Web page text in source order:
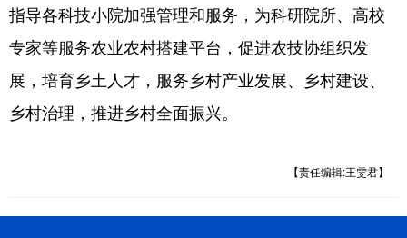
指导各科技小院加强管理和服务，为科研院所、高校
专家等服务农业农村搭建平台，促进农技协组织发
展，培育乡土人才，服务乡村产业发展、乡村建设、
乡村治理，推进乡村全面振兴。
【责任编辑:王雯君】